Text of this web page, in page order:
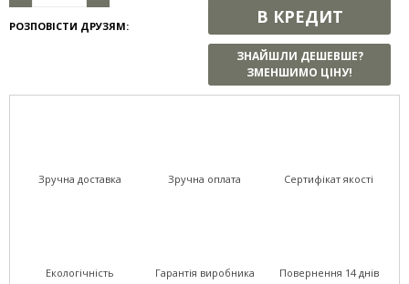
РОЗПОВІСТИ ДРУЗЯМ: В КРЕДИТ
ЗНАЙШЛИ ДЕШЕВШЕ?
ЗМЕНШИМО ЦІНУ!
Зручна доставка Зручна оплата Сертифікат якості
Екологічність Гарантія виробника Повернення 14 днів